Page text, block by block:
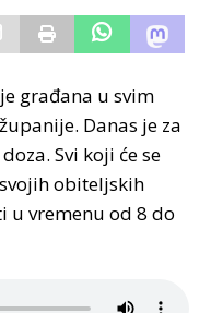
građana u svim
Danas je za
Svi koji će se
obiteljskih
u vremenu od 8 do